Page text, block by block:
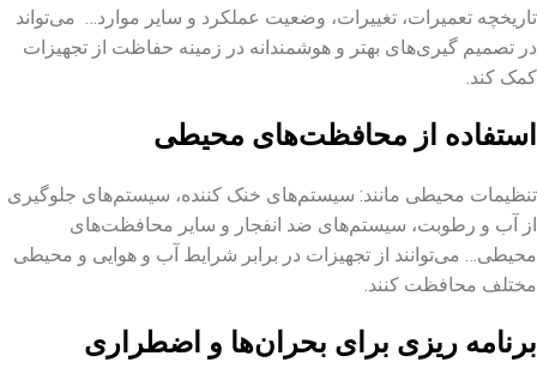
تاریخچه تعمیرات، تغییرات، وضعیت عملکرد و سایر موارد… می‌تواند
در تصمیم‌ گیری‌های بهتر و هوشمندانه در زمینه حفاظت از تجهیزات
کمک کند.
استفاده از محافظت‌های محیطی
تنظیمات محیطی مانند: سیستم‌های خنک کننده، سیستم‌های جلوگیری
از آب و رطوبت، سیستم‌های ضد انفجار و سایر محافظت‌های
محیطی… می‌توانند از تجهیزات در برابر شرایط آب و هوایی و محیطی
مختلف محافظت کنند.
برنامه‌ ریزی برای بحران‌ها و اضطراری